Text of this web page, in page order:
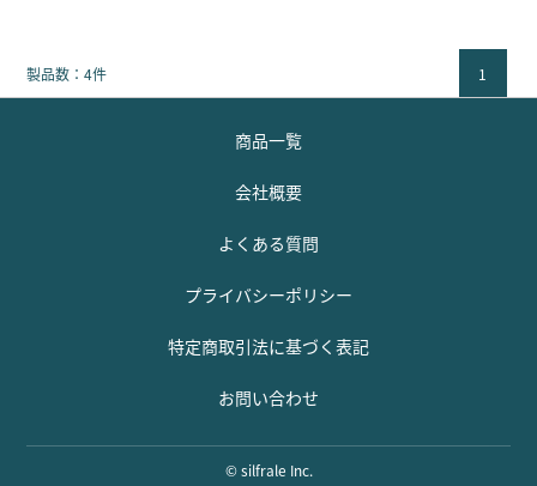
製品数：4件 1
商品一覧
会社概要
よくある質問
プライバシーポリシー
特定商取引法に基づく表記
お問い合わせ
© silfrale Inc.